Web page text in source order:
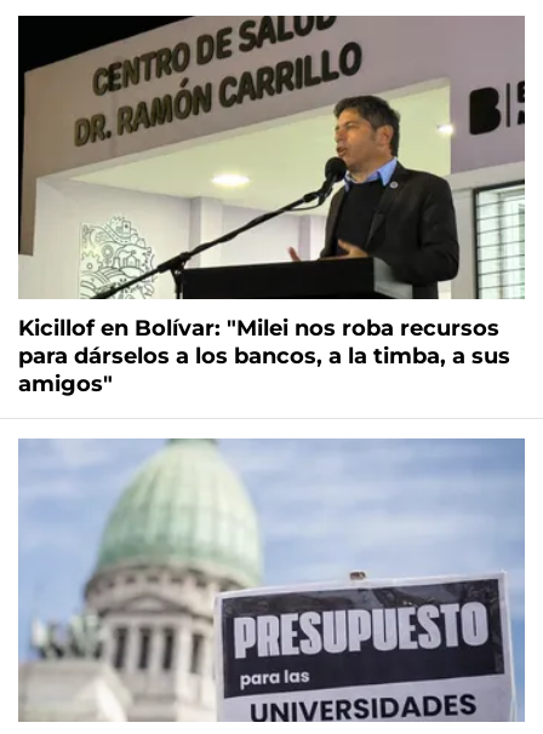
Kicillof en Bolívar: "Milei nos roba recursos
para dárselos a los bancos, a la timba, a sus
amigos"